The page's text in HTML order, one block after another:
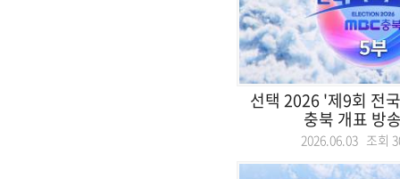
선택 2026 '제9회 전
충북 개표 방
2026.06.03 조회